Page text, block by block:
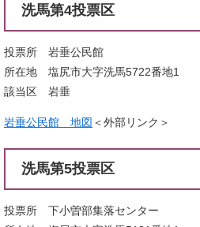
洗馬第4投票区
投票所 岩垂公民館
所在地 塩尻市大字洗馬5722番地1
該当区 岩垂
岩垂公民館 地図 ＜外部リンク＞
洗馬第5投票区
投票所 下小曽部集落センター